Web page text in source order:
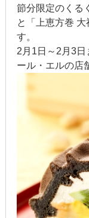
節分限定のくる
と「上恵方巻
す。
2月1日～2月3
ール・エルの店